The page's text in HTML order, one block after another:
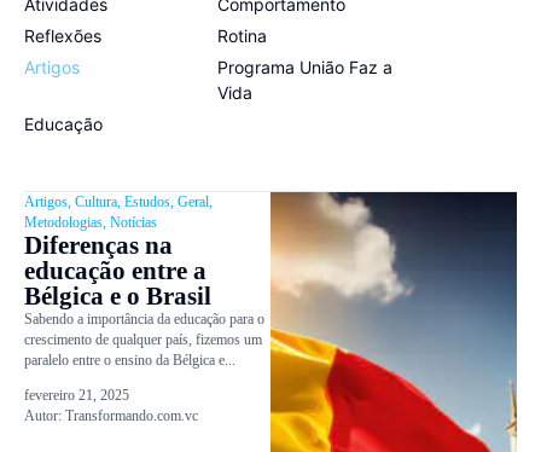
Reflexões
Rotina
Artigos
Programa União Faz a
Vida
Educação
Artigos Cultura Estudos Geral
Metodologias Notícias
Diferenças na
educação entre a
Bélgica e o Brasil
Sabendo a importância da educação para o
crescimento de qualquer país, fizemos um
paralelo entre o ensino da Bélgica e...
fevereiro 21, 2025
Autor: Transformando.com.vc